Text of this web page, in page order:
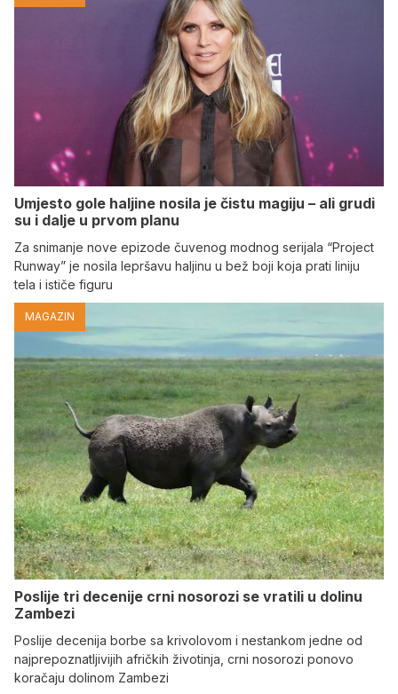
Umjesto gole haljine nosila je čistu magiju – ali grudi
su i dalje u prvom planu
Za snimanje nove epizode čuvenog modnog serijala “Project
Runway” je nosila lepršavu haljinu u bež boji koja prati liniju
tela i ističe figuru
MAGAZIN
Poslije tri decenije crni nosorozi se vratili u dolinu
Zambezi
Poslije decenija borbe sa krivolovom i nestankom jedne od
najprepoznatljivijih afričkih životinja, crni nosorozi ponovo
koračaju dolinom Zambezi